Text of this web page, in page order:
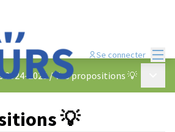
Se connecter
2024-2025 /Vos propositions 💡
💡